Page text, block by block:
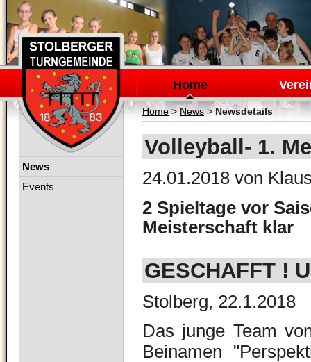
Navigation
überspringen
Home
Home> News>Newsdetails
Volleyball- 1.
24.01.2018 von
2 Spieltage vor
Meisterschaft klar
GESCHAFFT !
Stolberg, 22.1.2018
Das junge Team
Beinamen
Navigation
News
Events